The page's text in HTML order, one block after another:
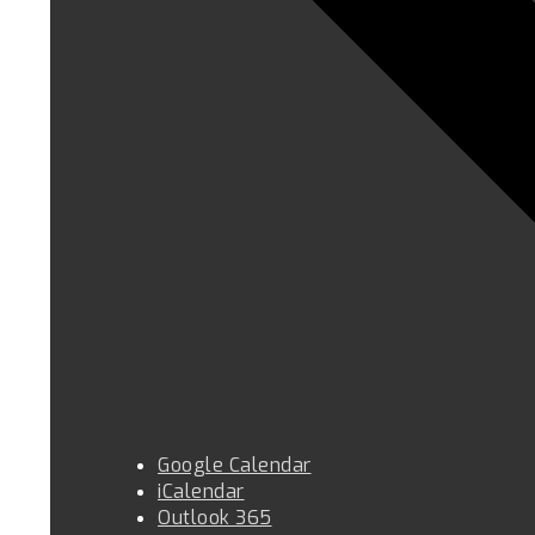
Google Calendar
iCalendar
Outlook 365